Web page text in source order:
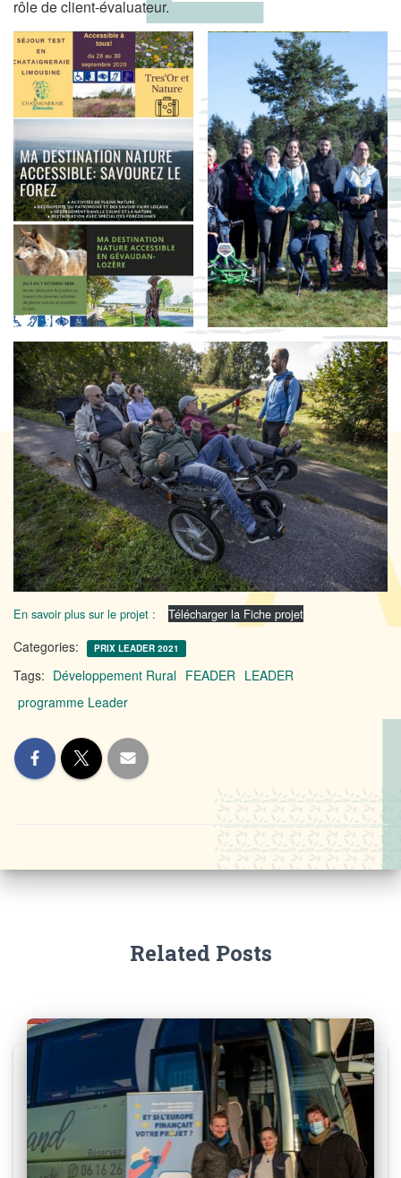
rôle de client-évaluateur.
En savoir plus sur le projet : Télécharger la Fiche projet
Categories: PRIX LEADER 2021
Tags: Développement Rural FEADER LEADER
programme Leader
Related Posts